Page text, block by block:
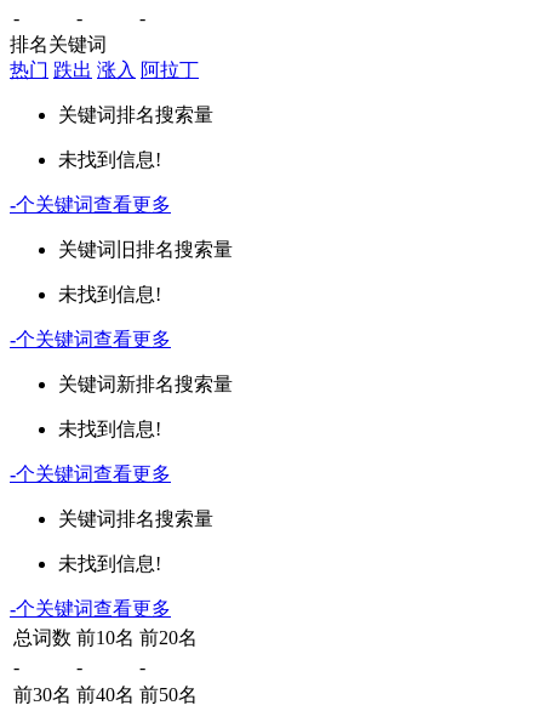
-
-
-
排名关键词
热门 跌出 涨入 阿拉丁
关键词排名搜索量
未找到信息!
-个关键词查看更多
关键词 旧排名搜索量
未找到信息!
-个关键词查看更多
关键词新排名搜索量
未找到信息!
-个关键词查看更多
关键词排名搜索量
未找到信息!
-个关键词查看更多
总词数 前10名 前20名
-
-
-
前30名 前40名 前50名